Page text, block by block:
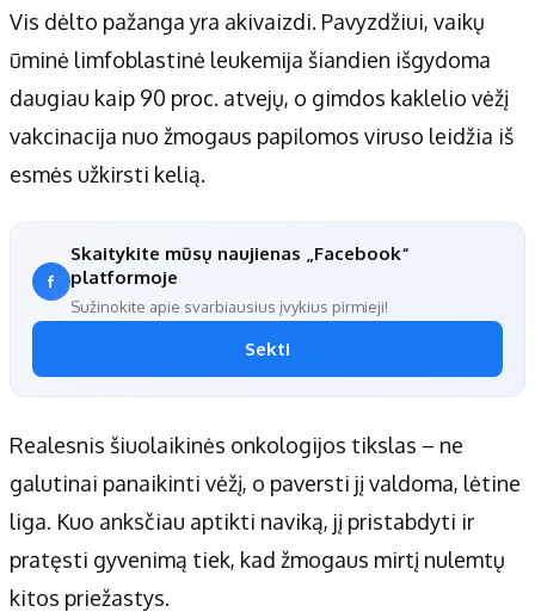
Vis dėlto pažanga yra akivaizdi. Pavyzdžiui, vaikų
ūminė limfoblastinė leukemija šiandien išgydoma
daugiau kaip 90 proc. atvejų, o gimdos kaklelio vėžį
vakcinacija nuo žmogaus papilomos viruso leidžia iš
esmės užkirsti kelią.
Skaitykite mūsų naujienas „Facebook“
platformoje
Sužinokite apie svarbiausius įvykius pirmieji!
Sekti
Realesnis šiuolaikinės onkologijos tikslas – ne
galutinai panaikinti vėžį, o paversti jį valdoma, lėtine
liga. Kuo anksčiau aptikti naviką, jį pristabdyti ir
pratęsti gyvenimą tiek, kad žmogaus mirtį nulemtų
kitos priežastys.